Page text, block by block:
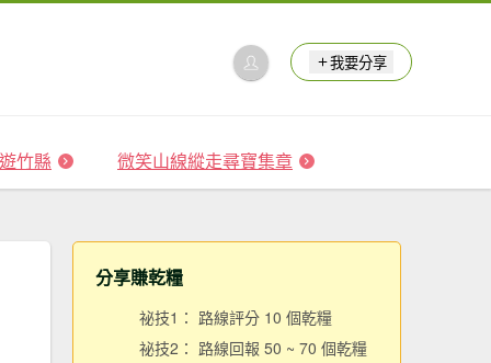
我要分享
竹縣 微笑山線縱走尋寶集章
分享賺乾糧
祕技1： 路線評分 10 個乾糧
祕技2： 路線回報 50 ~ 70 個乾糧